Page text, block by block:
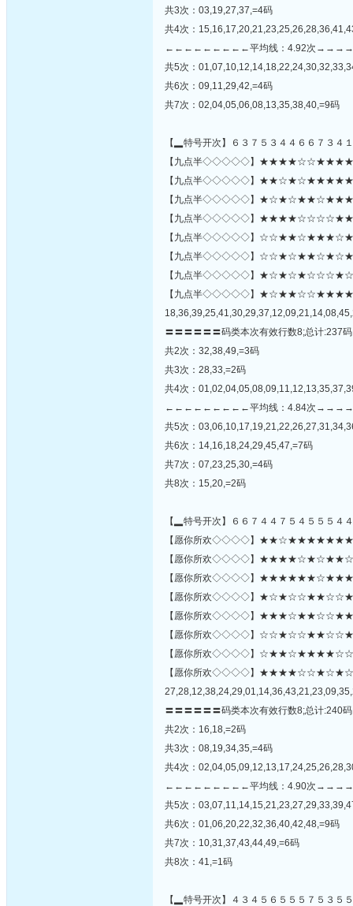
共3次：03,19,27,37,=4码
共4次：
←←←←←←←←←平均线：4.92次
共5次：
共6次：09,11,29,42,=4码
共7次：02,04,05,06,08,13,35,38,40,=9码
【▂特号开次】６３７５３４４６６７３４
【九点半◇◇◇◇◇】
【九点半◇◇◇◇◇】
【九点半◇◇◇◇◇】
【九点半◇◇◇◇◇】
【九点半◇◇◇◇◇】
【九点半◇◇◇◇◇】
【九点半◇◇◇◇◇】
【九点半◇◇◇◇◇】
〓〓〓〓〓〓码类本次有效行数8;总计:237
共2次：32,38,49,=3码
共3次：28,33,=2码
共4次：
←←←←←←←←←平均线：4.84次
共5次：
共6次：14,16,18,24,29,45,47,=7码
共7次：07,23,25,30,=4码
共8次：15,20,=2码
【▂特号开次】６６７４４７５４５５５４
【愿你所欢◇◇◇◇】
【愿你所欢◇◇◇◇】
【愿你所欢◇◇◇◇】
【愿你所欢◇◇◇◇】
【愿你所欢◇◇◇◇】
【愿你所欢◇◇◇◇】
【愿你所欢◇◇◇◇】
【愿你所欢◇◇◇◇】
〓〓〓〓〓〓码类本次有效行数8;总计:240
共2次：16,18,=2码
共3次：08,19,34,35,=4码
共4次：
←←←←←←←←←平均线：4.90次
共5次：
共6次：01,06,20,22,32,36,40,42,48,=9码
共7次：10,31,37,43,44,49,=6码
共8次：41,=1码
【▂特号开次】４３４５６５５５７５３５